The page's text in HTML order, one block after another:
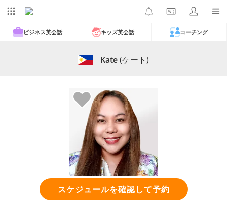
ビジネス英会話 キッズ英会話 コーチング
Kate(ケート)
スケジュールを確認して予約